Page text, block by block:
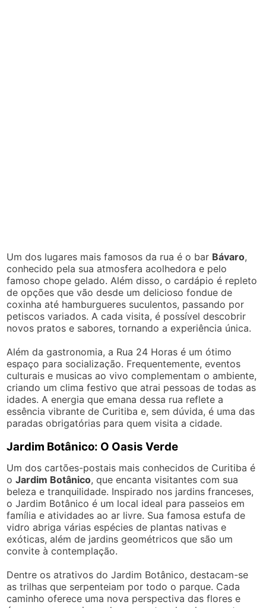
Um dos lugares mais famosos da rua é o bar Bávaro,
conhecido pela sua atmosfera acolhedora e pelo
famoso chope gelado. Além disso, o cardápio é repleto
de opções que vão desde um delicioso fondue de
coxinha até hamburgueres suculentos, passando por
petiscos variados. A cada visita, é possível descobrir
novos pratos e sabores, tornando a experiência única.
Além da gastronomia, a Rua 24 Horas é um ótimo
espaço para socialização. Frequentemente, eventos
culturais e musicas ao vivo complementam o ambiente,
criando um clima festivo que atrai pessoas de todas as
idades. A energia que emana dessa rua reflete a
essência vibrante de Curitiba e, sem dúvida, é uma das
paradas obrigatórias para quem visita a cidade.
Jardim Botânico: O Oasis Verde
Um dos cartões-postais mais conhecidos de Curitiba é
oJardim Botânico, que encanta visitantes com sua
beleza e tranquilidade. Inspirado nos jardins franceses,
o Jardim Botânico é um local ideal para passeios em
família e atividades ao ar livre. Sua famosa estufa de
vidro abriga várias espécies de plantas nativas e
exóticas, além de jardins geométricos que são um
convite à contemplação.
Dentre os atrativos do Jardim Botânico, destacam-se
as trilhas que serpenteiam por todo o parque. Cada
caminho oferece uma nova perspectiva das flores e